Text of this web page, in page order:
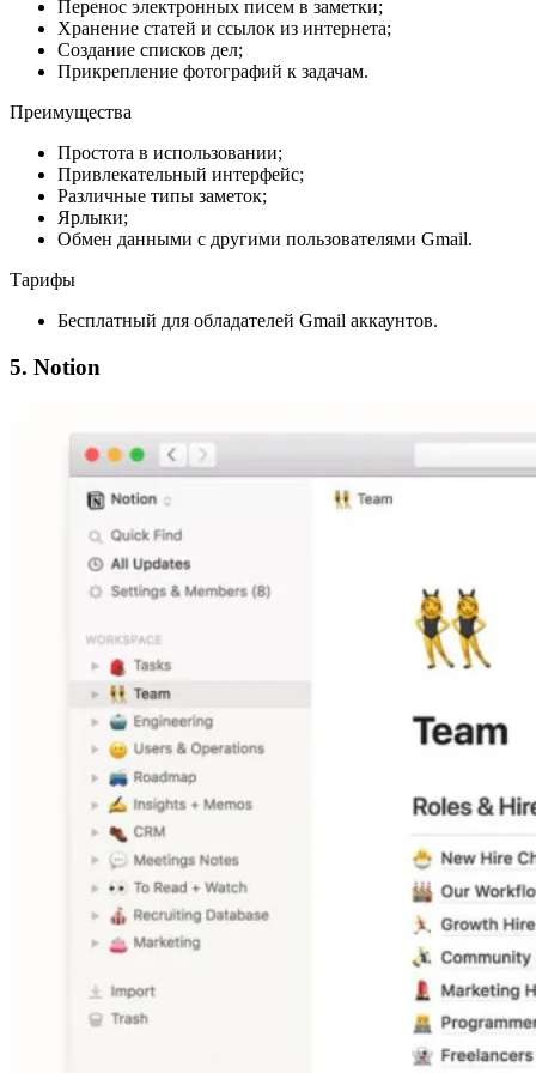
Перенос электронных писем в заметки;
Хранение статей и ссылок из интернета;
Создание списков дел;
Прикрепление фотографий к задачам.
Преимущества
Простота в использовании;
Привлекательный интерфейс;
Различные типы заметок;
Ярлыки;
Обмен данными с другими пользователями Gmail.
Тарифы
Бесплатный для обладателей Gmail аккаунтов.
5. Notion